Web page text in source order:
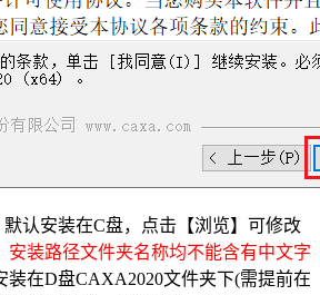
认安装在C盘，点击【浏览】可修改
安装路径文件夹名称均不能含有中文字
装在D盘CAXA2020文件夹下(需提前在